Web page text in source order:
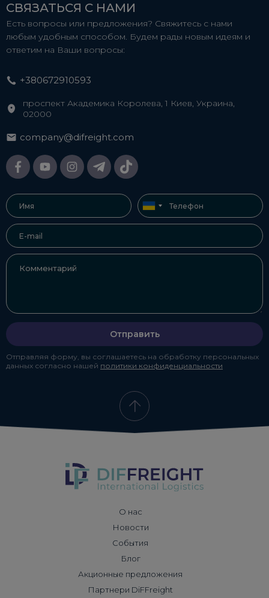
СВЯЗАТЬСЯ С НАМИ
Есть вопросы или предложения? Свяжитесь с нами
любым удобным способом. Будем рады новым идеям и
ответим на Ваши вопросы:
+380672910593
проспект Академика Королева, 1 Киев, Украина,
02000
company@difreight.com
Отправить
Отправляя форму, вы соглашаетесь на обработку персональных
данных согласно нашей политики конфиденциальности
О нас
Новости
События
Блог
Акционные предложения
Партнери DiFFreight